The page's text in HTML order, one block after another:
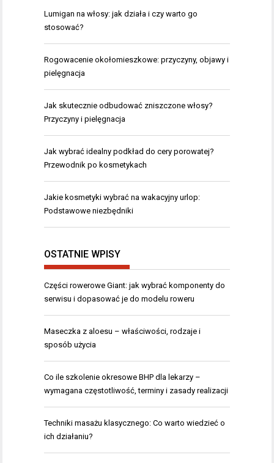
Lumigan na włosy: jak działa i czy warto go
stosować?
Rogowacenie okołomieszkowe: przyczyny, objawy i
pielęgnacja
Jak skutecznie odbudować zniszczone włosy?
Przyczyny i pielęgnacja
Jak wybrać idealny podkład do cery porowatej?
Przewodnik po kosmetykach
Jakie kosmetyki wybrać na wakacyjny urlop:
Podstawowe niezbędniki
OSTATNIE WPISY
Części rowerowe Giant: jak wybrać komponenty do
serwisu i dopasować je do modelu roweru
Maseczka z aloesu – właściwości, rodzaje i
sposób użycia
Co ile szkolenie okresowe BHP dla lekarzy –
wymagana częstotliwość, terminy i zasady realizacji
Techniki masażu klasycznego: Co warto wiedzieć o
ich działaniu?